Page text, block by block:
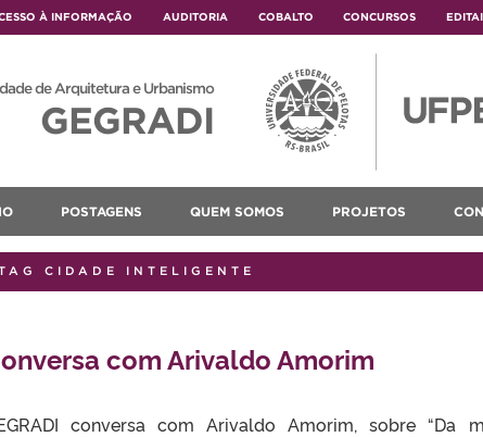
À INFORMAÇÃO AUDITORIA COBALTO CONCURSOS
de Arquitetura e Urbanismo
GEGRADI
POSTAGENS QUEM SOMOS PROJETOS
CIDADE INTELIGENTE
com Arivaldo Amorim
conversa com Arivaldo Amorim, sobre